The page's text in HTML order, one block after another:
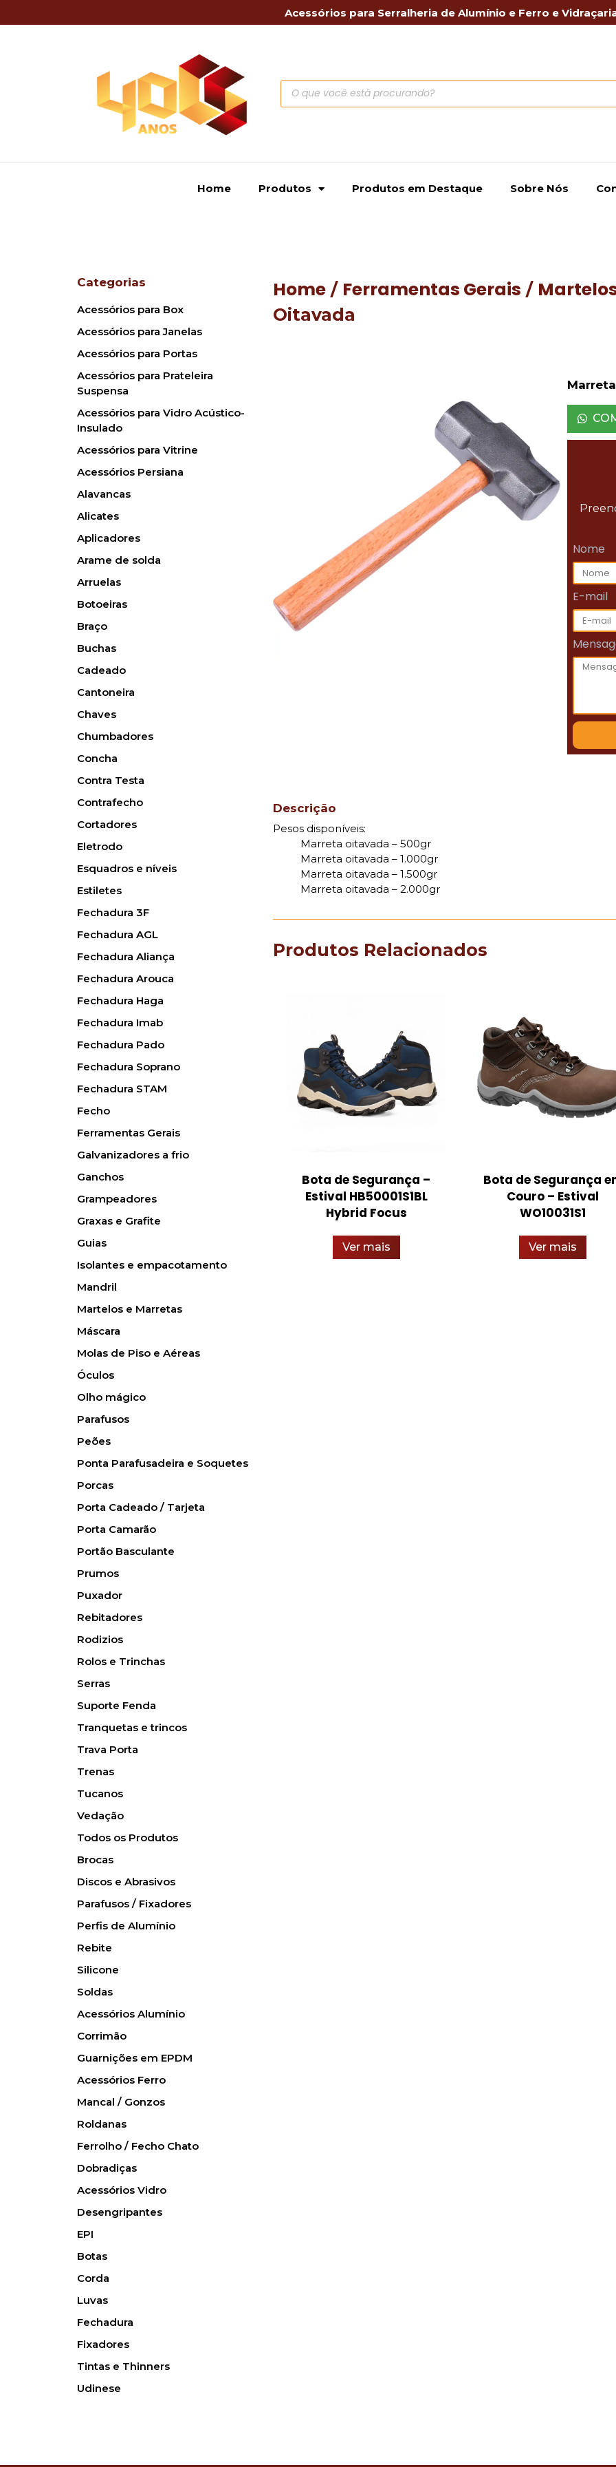
Acessórios para Serralheria de Alumínio e Ferro e
Home Produtos Produtos em Destaque Sobre Nós
Categorias
Acessórios para Box
Acessórios para Janelas
Acessórios para Portas
Acessórios para Prateleira
Suspensa
Acessórios para Vidro Acústico-
Insulado
Acessórios para Vitrine
Acessórios Persiana
Alavancas
Alicates
Aplicadores
Arame de solda
Arruelas
Botoeiras
Braço
Buchas
Cadeado
Cantoneira
Chaves
Chumbadores
Concha
Contra Testa
Contrafecho
Cortadores
Eletrodo
Esquadros e níveis
Estiletes
Fechadura 3F
Fechadura AGL
Fechadura Aliança
Fechadura Arouca
Fechadura Haga
Fechadura Imab
Fechadura Pado
Fechadura Soprano
Fechadura STAM
Fecho
Ferramentas Gerais
Galvanizadores a frio
Ganchos
Grampeadores
Graxas e Grafite
Guias
Isolantes e empacotamento
Mandril
Martelos e Marretas
Máscara
Molas de Piso e Aéreas
Óculos
Olho mágico
Parafusos
Peões
Ponta Parafusadeira e Soquetes
Porcas
Porta Cadeado / Tarjeta
Porta Camarão
Portão Basculante
Prumos
Puxador
Rebitadores
Rodizios
Rolos e Trinchas
Serras
Suporte Fenda
Tranquetas e trincos
Trava Porta
Trenas
Tucanos
Vedação
Todos os Produtos
Brocas
Discos e Abrasivos
Parafusos / Fixadores
Perfis de Alumínio
Rebite
Silicone
Soldas
Acessórios Alumínio
Corrimão
Guarnições em EPDM
Acessórios Ferro
Mancal / Gonzos
Roldanas
Ferrolho / Fecho Chato
Dobradiças
Acessórios Vidro
Desengripantes
EPI
Botas
Corda
Luvas
Fechadura
Fixadores
Tintas e Thinners
Udinese
Home / Ferramentas Gerais /
Oitavada
Nome
E-mail
Descrição
Pesos disponíveis:
Marreta oitavada – 500gr
Marreta oitavada – 1.000gr
Marreta oitavada – 1.500gr
Marreta oitavada – 2.000gr
Produtos Relacionados
Bota de Segurança –
Estival HB50001S1BL
Hybrid Focus
Ver mais
Bota de Segurança
Couro – Estival
WO10031S1
Ver mais